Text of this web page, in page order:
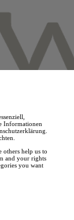
Informationen
others help us to
and your rights
you want